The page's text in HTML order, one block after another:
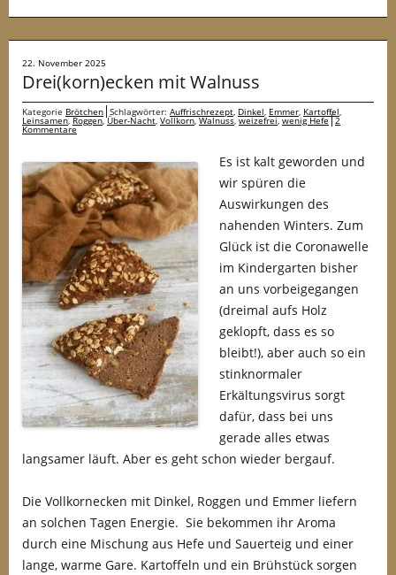
22. November 2025
Drei(korn)ecken mit Walnuss
Kategorie Brötchen Schlagwörter: Auffrischrezept, Dinkel, Emmer, Kartoffel,
Leinsamen,Roggen,Über-Nacht, Vollkorn,Walnuss,weizefrei,wenig Hefe 2
Kommentare
Es ist kalt geworden und
wir spüren die
Auswirkungen des
nahenden Winters. Zum
Glück ist die Coronawelle
im Kindergarten bisher
an uns vorbeigegangen
(dreimal aufs Holz
geklopft, dass es so
bleibt!), aber auch so ein
stinknormaler
Erkältungsvirus sorgt
dafür, dass bei uns
gerade alles etwas
langsamer läuft. Aber es geht schon wieder bergauf.
Die Vollkornecken mit Dinkel, Roggen und Emmer liefern
an solchen Tagen Energie. Sie bekommen ihr Aroma
durch eine Mischung aus Hefe und Sauerteig und einer
lange, warme Gare. Kartoffeln und ein Brühstück sorgen